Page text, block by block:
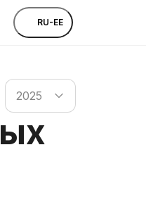
RU-EE
Поиск по странам
2025